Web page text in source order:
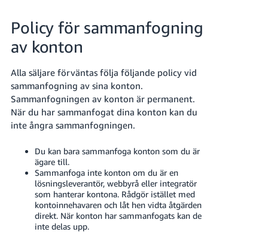
Policy för sammanfogning
av konton
Alla säljare förväntas följa följande policy vid
sammanfogning av sina konton.
Sammanfogningen av konton är permanent.
När du har sammanfogat dina konton kan du
inte ångra sammanfogningen.
Du kan bara sammanfoga konton som du är
ägare till.
Sammanfoga inte konton om du är en
lösningsleverantör, webbyrå eller integratör
som hanterar kontona. Rådgör istället med
kontoinnehavaren och låt hen vidta åtgärden
direkt. När konton har sammanfogats kan de
inte delas upp.